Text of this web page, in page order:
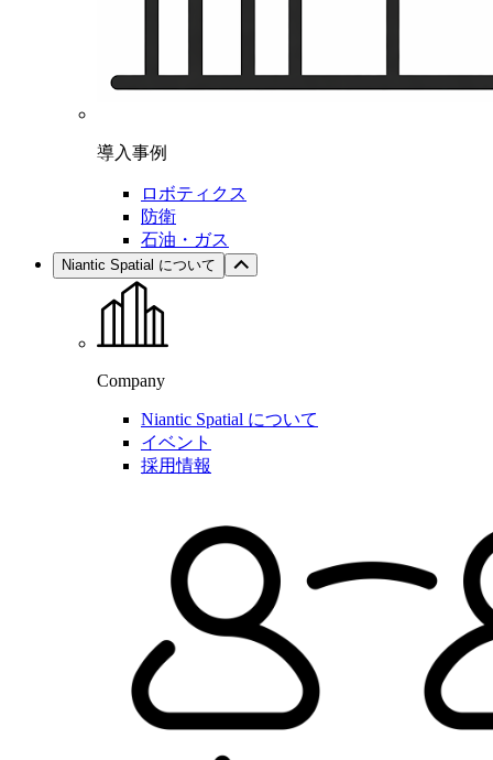
導入事例
ロボティクス
防衛
石油・ガス
Niantic Spatial について
Company
Niantic Spatial について
イベント
採用情報